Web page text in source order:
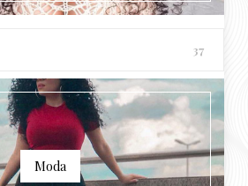
37
Moda